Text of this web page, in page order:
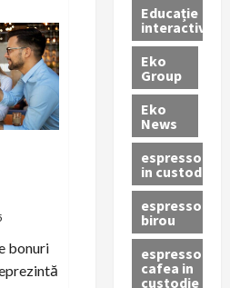
bonuri
Educație
interactivă
Eko
Group
Eko
News
espressoare
in custodie
espressor
birou
espressor
cafea in
custodie